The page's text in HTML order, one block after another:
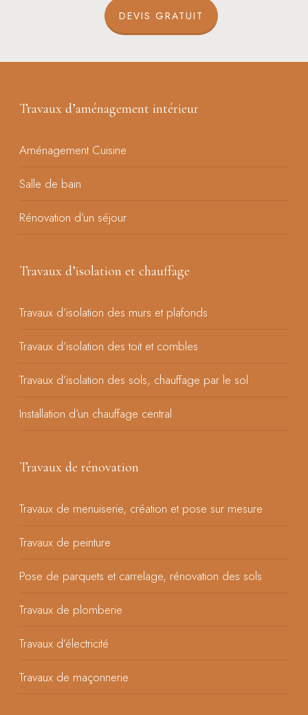
DEVIS GRATUIT
Travaux d’aménagement intérieur
Aménagement Cuisine
Salle de bain
Rénovation d’un séjour
Travaux d’isolation et chauffage
Travaux d’isolation des murs et plafonds
Travaux d’isolation des toit et combles
Travaux d’isolation des sols, chauffage par le sol
Installation d’un chauffage central
Travaux de rénovation
Travaux de menuiserie, création et pose sur mesure
Travaux de peinture
Pose de parquets et carrelage, rénovation des sols
Travaux de plomberie
Travaux d’électricité
Travaux de maçonnerie